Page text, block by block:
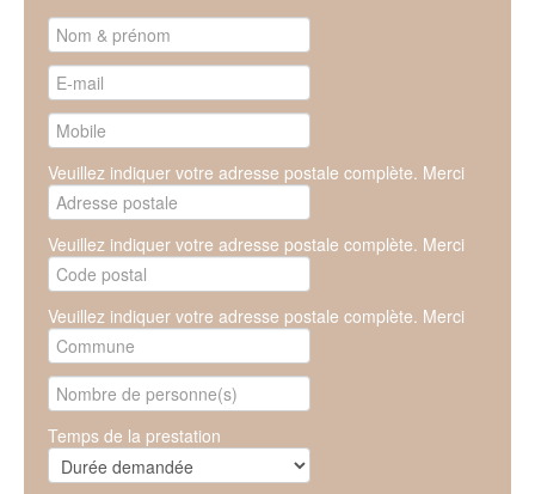
Veuillez indiquer votre adresse postale complète. Merci
Veuillez indiquer votre adresse postale complète. Merci
Veuillez indiquer votre adresse postale complète. Merci
Temps de la prestation